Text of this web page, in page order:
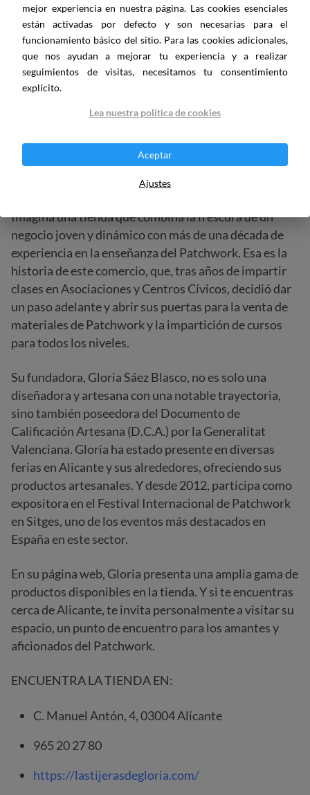
Tienda de Patchwork: Las Tijeras de
Imagina una tienda que combina la frescura de un
negocio joven y dinámico con más de una década de
experiencia en la enseñanza del Patchwork. Esa es la
historia de este comercio, que, tras años de impartir
clases en Asociaciones y Centros Cívicos, decidió dar
un paso adelante y abrir sus puertas para la venta de
materiales de Patchwork y la impartición de cursos
para todos los niveles.
Su fundadora, Gloria Sáez Blasco, no es solo una
diseñadora y artesana con una notable trayectoria,
sino también poseedora del Documento de
Calificación Artesana (D.C.A.) por la Generalitat
Valenciana. Gloria ha estado presente en diversas
ferias en Alicante y sus alrededores, ofreciendo sus
productos artesanales. Y desde 2012, participa como
expositora en el Festival Internacional de Patchwork
en Sitges, uno de los eventos más destacados en
España en este sector.
En su página web, Gloria presenta una amplia gama de
productos disponibles en la tienda. Y si te encuentras
cerca de Alicante, te invita personalmente a visitar su
espacio, un punto de encuentro para los amantes y
aficionados del Patchwork.
ENCUENTRA LA TIENDA EN:
C. Manuel Antón, 4, 03004 Alicante
965 20 27 80
https://lastijerasdegloria.com/
mejor experiencia en nuestra página. Las cookies esenciales
están activadas por defecto y son necesarias para el
funcionamiento básico del sitio. Para las cookies adicionales,
que nos ayudan a mejorar tu experiencia y a realizar
seguimientos de visitas, necesitamos tu consentimiento
explícito.
Lea nuestra política de cookies
Aceptar
Ajustes